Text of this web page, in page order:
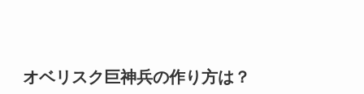
オベリスク巨神兵の作り方は？